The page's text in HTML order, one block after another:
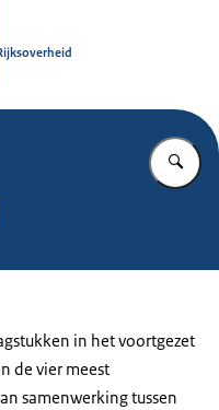
in het voortgezet
de vier meest
samenwerking tussen